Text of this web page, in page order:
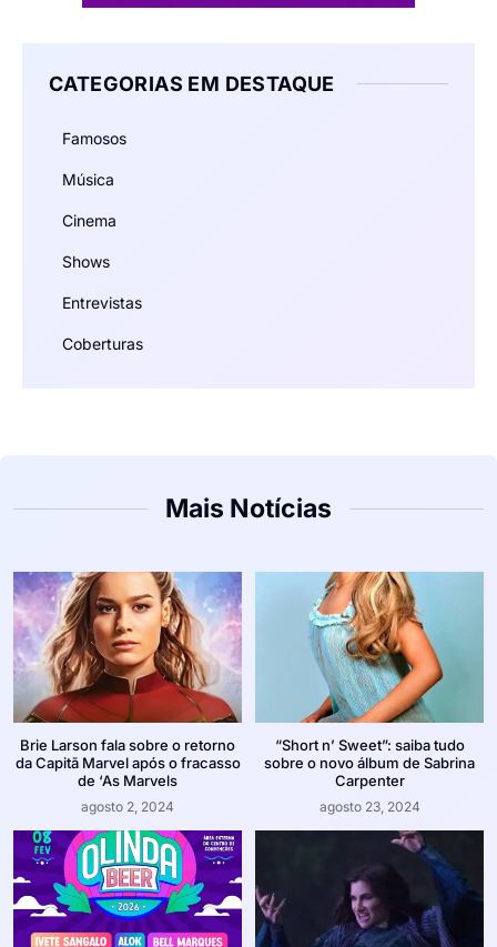
CATEGORIAS EM DESTAQUE
Famosos
Música
Cinema
Shows
Entrevistas
Coberturas
Mais Notícias
Brie Larson fala sobre o retorno
da Capitã Marvel após o fracasso
de ‘As Marvels
agosto 2, 2024
“Short n’ Sweet”: saiba tudo
sobre o novo álbum de Sabrina
Carpenter
agosto 23, 2024